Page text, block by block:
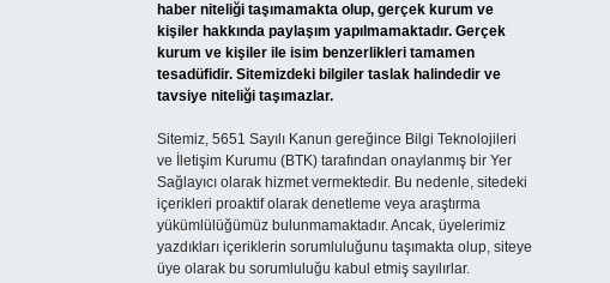
haber niteliği taşımamakta olup, gerçek kurum ve
kişiler hakkında paylaşım yapılmamaktadır. Gerçek
kurum ve kişiler ile isim benzerlikleri tamamen
tesadüfidir. Sitemizdeki bilgiler taslak halindedir ve
tavsiye niteliği taşımazlar.
Sitemiz, 5651 Sayılı Kanun gereğince Bilgi Teknolojileri
ve İletişim Kurumu (BTK) tarafından onaylanmış bir Yer
Sağlayıcı olarak hizmet vermektedir. Bu nedenle, sitedeki
içerikleri proaktif olarak denetleme veya araştırma
yükümlülüğümüz bulunmamaktadır. Ancak, üyelerimiz
yazdıkları içeriklerin sorumluluğunu taşımakta olup, siteye
üye olarak bu sorumluluğu kabul etmiş sayılırlar.